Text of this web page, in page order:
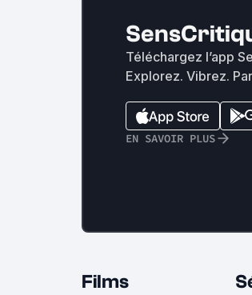
Téléchargez l’app
Explorez. Vibrez.
EN SAVOIR PLUS
Films